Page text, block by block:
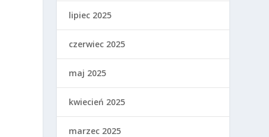
lipiec 2025
czerwiec 2025
maj 2025
kwiecień 2025
marzec 2025